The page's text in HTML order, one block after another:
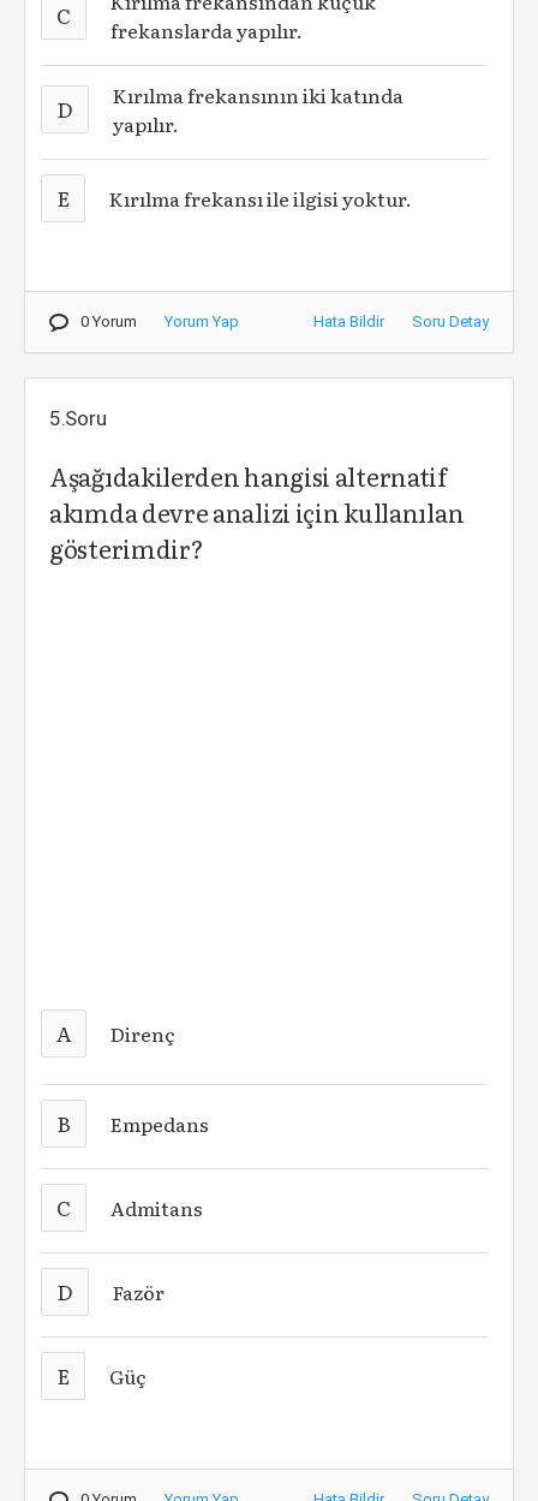
C
frekanslarda yapılır.
D
Kırılma frekansının iki katında
yapılır.
E Kırılma frekansı ile ilgisi yoktur.
0 Yorum Yorum Yap Hata Bildir Soru Detay
5.Soru
Aşağıdakilerden hangisi alternatif
akımda devre analizi için kullanılan
gösterimdir?
A Direnç
B Empedans
C Admitans
D Fazör
E Güç